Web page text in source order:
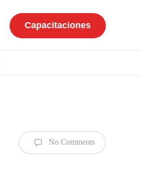
Capacitaciones
No Comments